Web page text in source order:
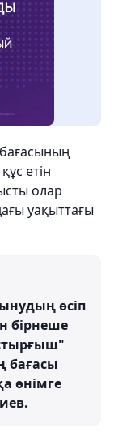
етін
олар
уақыттағы
өсіп
бірнеше
бағасы
өнімге